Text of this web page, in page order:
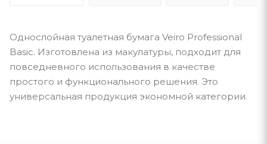
Однослойная туалетная бумага Veiro Professional
Basic. Изготовлена из макулатуры, подходит для
повседневного использования в качестве
простого и функционального решения. Это
универсальная продукция экономной категории.